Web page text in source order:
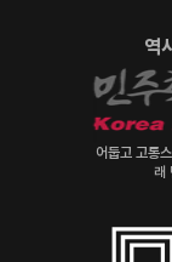
역
어둡고 고통
래